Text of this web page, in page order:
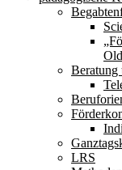
Beratung
LRS